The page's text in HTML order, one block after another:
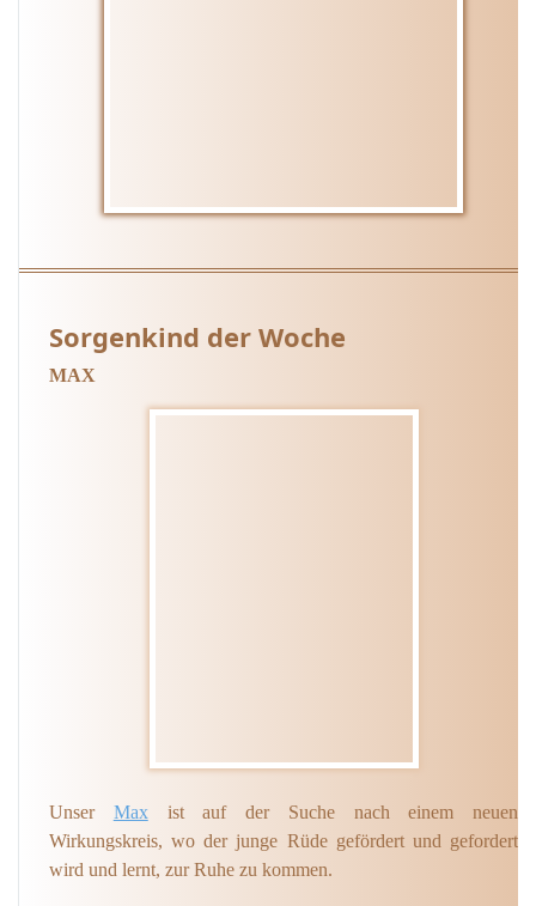
Sorgenkind der Woche
MAX
Unser Maxist auf der Suche nach einem neuen
Wirkungskreis, wo der junge Rüde gefördert und gefordert
wird und lernt, zur Ruhe zu kommen.